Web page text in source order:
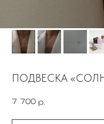
ПОДВЕСКА
7 700 р.